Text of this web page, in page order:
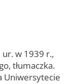
ur. w 1939 r.,
tłumaczka.
Uniwersytecie